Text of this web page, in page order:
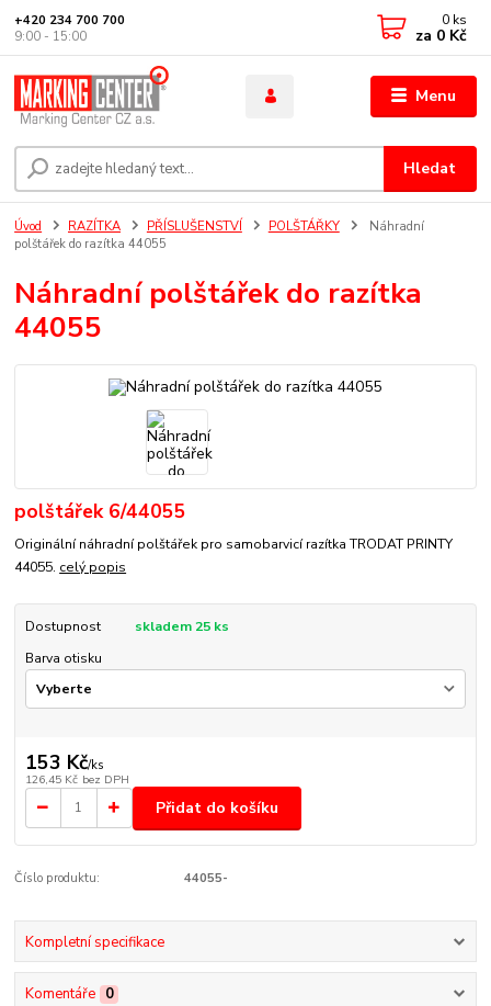
Menu
Hledat
+420 234 700 700
9:00 - 15:00
0 ks
za 0 Kč
Úvod RAZÍTKA PŘÍSLUŠENSTVÍ POLŠTÁŘKY
Náhradní
polštářek do razítka 44055
Náhradní polštářek do razítka
44055
polštářek 6/44055
Originální náhradní polštářek pro samobarvicí razítka TRODAT PRINTY
44055. celý popis
Dostupnost
skladem 25 ks
Barva otisku
153 Kč/ks
126,45 Kč bez DPH
Přidat do košíku
Číslo produktu: 44055-
Kompletní specifikace
Komentáře 0